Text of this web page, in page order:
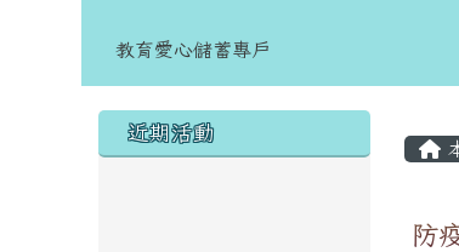
教育愛心儲蓄專戶
左邊區域內容
近期活動 主
防
頁尾區域